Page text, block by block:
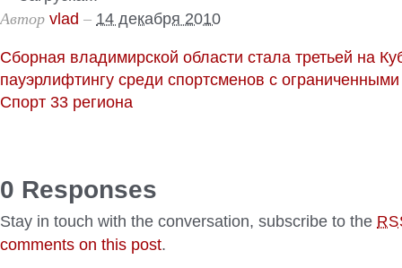
Автор vlad – 14 декабря 2010
Сборная владимирской области стала третьей на
пауэрлифтингу среди спортсменов с
Спорт 33 региона
0 Responses
Stay in touch with the conversation, subscribe to the
comments on this post.